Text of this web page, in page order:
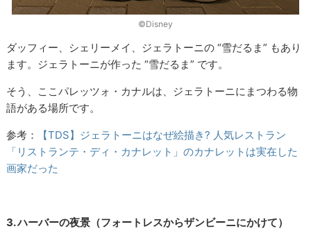
©Disney
ダッフィー、シェリーメイ、ジェラトーニの “雪だるま” もあり
ます。ジェラトーニが作った “雪だるま” です。
そう、ここパレッツォ・カナルは、ジェラトーニにまつわる物
語がある場所です。
参考：
【TDS】ジェラトーニはなぜ絵描き? 人気レストラン
「リストランテ・ディ・カナレット」のカナレットは実在した
画家だった
3. ハーバーの夜景 （フォートレスからザンビーニにかけて）